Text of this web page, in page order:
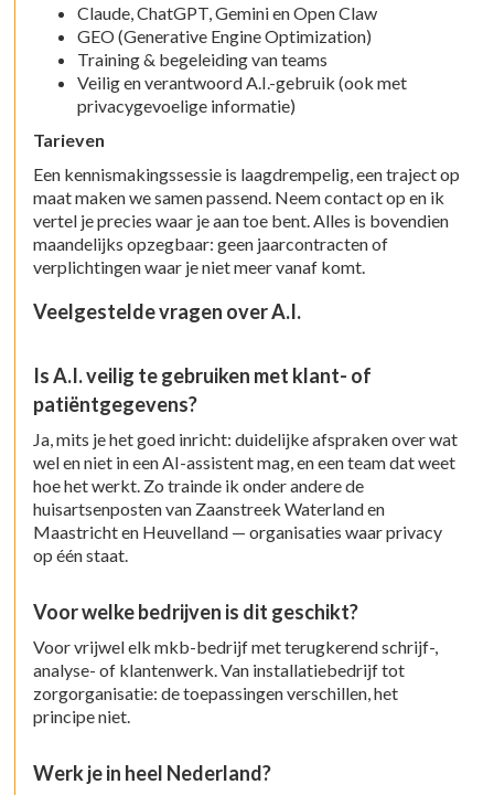
Claude, ChatGPT, Gemini en Open Claw
GEO (Generative Engine Optimization)
Training & begeleiding van teams
Veilig en verantwoord A.I.-gebruik (ook met
privacygevoelige informatie)
Tarieven
Een kennismakingssessie is laagdrempelig, een traject op
maat maken we samen passend. Neem contact op en ik
vertel je precies waar je aan toe bent. Alles is bovendien
maandelijks opzegbaar: geen jaarcontracten of
verplichtingen waar je niet meer vanaf komt.
Veelgestelde vragen over A.I.
Is A.I. veilig te gebruiken met klant- of
patiëntgegevens?
Ja, mits je het goed inricht: duidelijke afspraken over wat
wel en niet in een AI-assistent mag, en een team dat weet
hoe het werkt. Zo trainde ik onder andere de
huisartsenposten van Zaanstreek Waterland en
Maastricht en Heuvelland — organisaties waar privacy
op één staat.
Voor welke bedrijven is dit geschikt?
Voor vrijwel elk mkb-bedrijf met terugkerend schrijf-,
analyse- of klantenwerk. Van installatiebedrijf tot
zorgorganisatie: de toepassingen verschillen, het
principe niet.
Werk je in heel Nederland?